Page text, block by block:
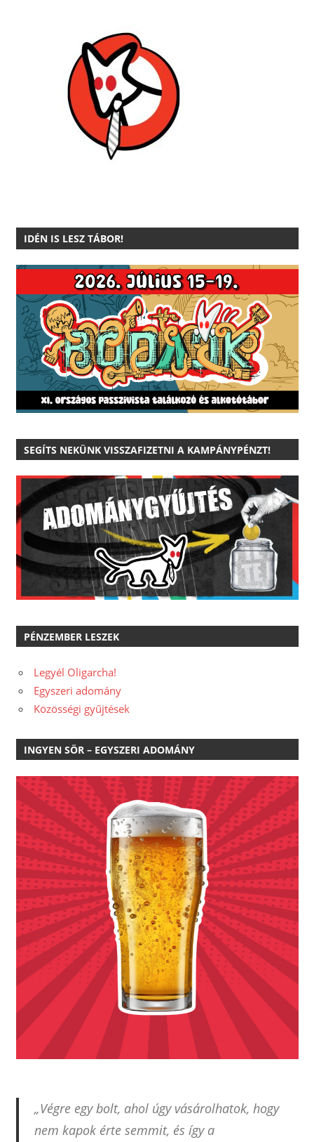
IDÉN IS LESZ TÁBOR!
SEGÍTS NEKÜNK VISSZAFIZETNI A KAMPÁNYPÉNZT!
PÉNZEMBER LESZEK
Legyél Oligarcha!
Egyszeri adomány
Közösségi gyűjtések
INGYEN SÖR – EGYSZERI ADOMÁNY
„Végre egy bolt, ahol úgy vásárolhatok, hogy
nem kapok érte semmit, és így a